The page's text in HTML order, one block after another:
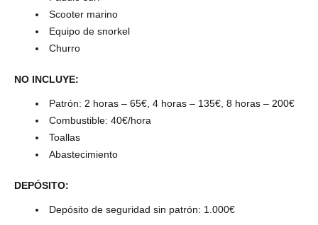
Scooter marino
Equipo de snorkel
Churro
NO INCLUYE:
Patrón: 2 horas – 65€, 4 horas – 135€, 8 horas – 200€
Combustible: 40€/hora
Toallas
Abastecimiento
DEPÓSITO:
Depósito de seguridad sin patrón: 1.000€